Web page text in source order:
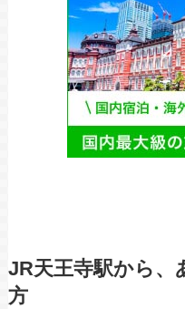
JR天王寺駅から、
方